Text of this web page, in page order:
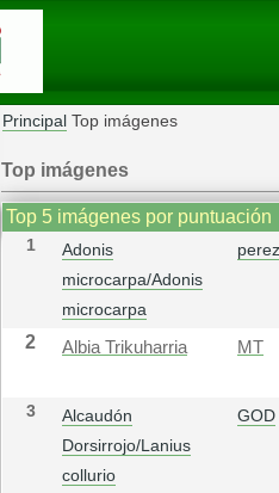
Principal Top imágenes
Top imágenes
Top 5 imágenes por puntuación
1
Adonis
microcarpa/Adonis
microcarpa
2 Albia Trikuharria MT
3
Alcaudón
Dorsirrojo/Lanius
collurio
GOD